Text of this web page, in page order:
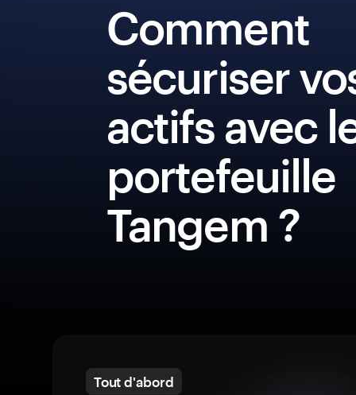
Comment
sécuriser
actifs avec
portefeuille
Tangem ?
Tout d'abord